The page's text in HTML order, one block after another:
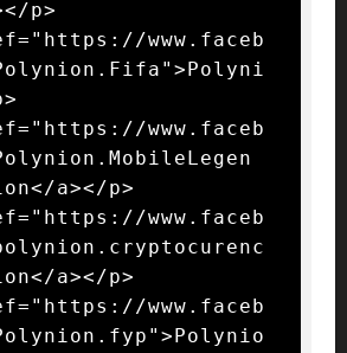
p>
www.faceb
www.faceb
a></p>
www.faceb
a></p>
www.faceb